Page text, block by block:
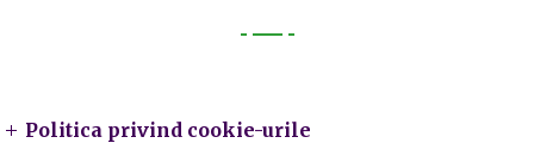
Politica privind cookie-urile